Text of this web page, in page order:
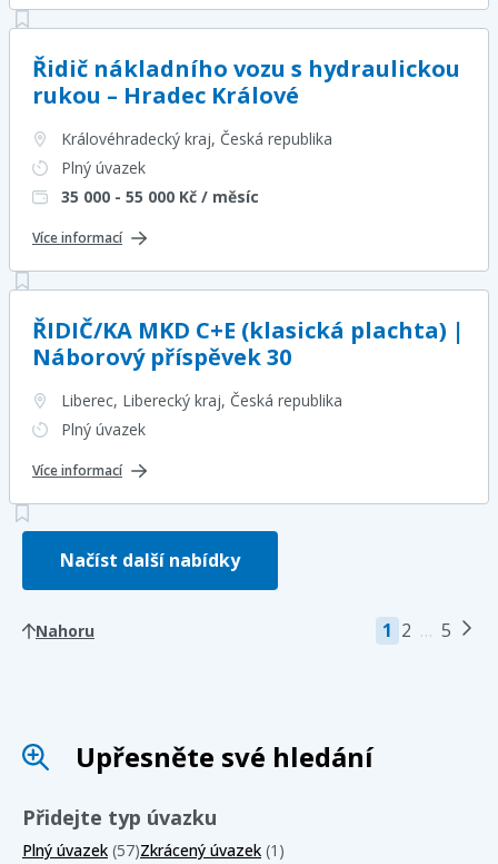
Řidič nákladního vozu s hydraulickou
rukou – Hradec Králové
Královéhradecký kraj, Česká republika
Plný úvazek
35 000 - 55 000 Kč / měsíc
Více informací
ŘIDIČ/KA MKD C+E (klasická plachta) |
Náborový příspěvek 30
Liberec, Liberecký kraj, Česká republika
Plný úvazek
Více informací
Načíst další nabídky
1 2 … 5
Nahoru
Upřesněte své hledání
Přidejte typ úvazku
Plný úvazek (57)Zkrácený úvazek (1)